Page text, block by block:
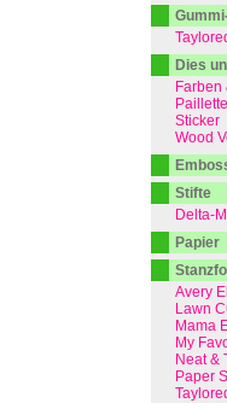
Dies
Sticker
Wood
Stifte
Delta-
Papier
Avery
Lawn
Mama
My
Neat &
Paper